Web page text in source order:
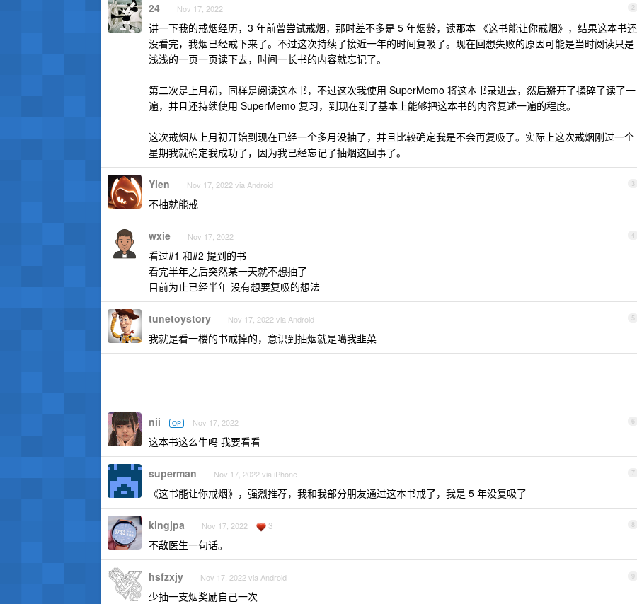
2
24 Nov 17, 2022
讲一下我的戒烟经历，3 年前曾尝试戒烟，那时差不多是 5 年烟龄，读那本 《这书能让你戒烟》，结果这本书还
没看完，我烟已经戒下来了。不过这次持续了接近一年的时间复吸了。现在回想失败的原因可能是当时阅读只是
浅浅的一页一页读下去，时间一长书的内容就忘记了。
第二次是上月初，同样是阅读这本书，不过这次我使用 SuperMemo 将这本书录进去，然后掰开了揉碎了读了一
遍，并且还持续使用 SuperMemo 复习，到现在到了基本上能够把这本书的内容复述一遍的程度。
这次戒烟从上月初开始到现在已经一个多月没抽了，并且比较确定我是不会再复吸了。实际上这次戒烟刚过一个
星期我就确定我成功了，因为我已经忘记了抽烟这回事了。
3
Yien Nov 17, 2022 via Android
不抽就能戒
4
wxie Nov 17, 2022
看过#1 和#2 提到的书
看完半年之后突然某一天就不想抽了
目前为止已经半年 没有想要复吸的想法
5
tunetoystory Nov 17, 2022 via Android
我就是看一楼的书戒掉的，意识到抽烟就是噶我韭菜
6
nii OP Nov 17, 2022
这本书这么牛吗 我要看看
7
superman Nov 17, 2022 via iPhone
《这书能让你戒烟》，强烈推荐，我和我部分朋友通过这本书戒了，我是 5 年没复吸了
8
kingjpa Nov 17, 2022 3
不敌医生一句话。
9
hsfzxjy Nov 17, 2022 via Android
少抽一支烟奖励自己一次